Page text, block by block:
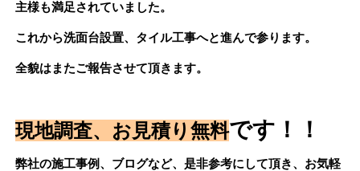
主様も満足されていました。
これから洗面台設置、タイル工事へと進んで参ります。
全貌はまたご報告させて頂きます。
現地調査、お見積り無料です！！
弊社の施工事例、ブログなど、是非参考にして頂き、お気軽